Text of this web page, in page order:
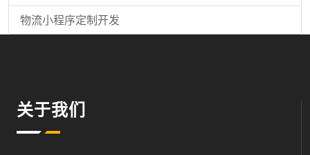
物流小程序定制开发
关于我们